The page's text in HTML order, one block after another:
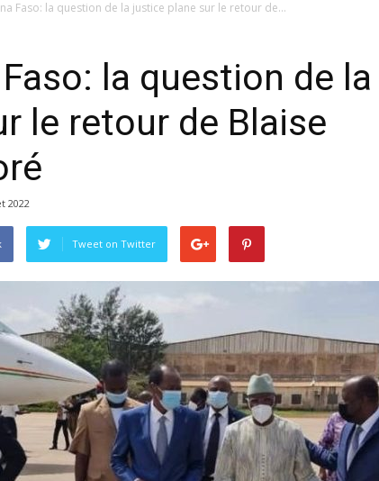
Faso: la question de la justice plane sur le retour de...
la question de
le retour de Blaise
2022
Tweet on Twitter